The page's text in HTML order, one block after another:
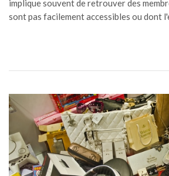
implique souvent de retrouver des
sont pas facilement accessibles ou dont